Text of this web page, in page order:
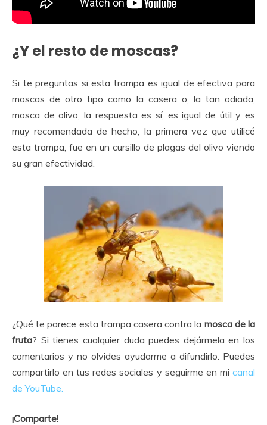
¿Y el resto de moscas?
Si te preguntas si esta trampa es igual de efectiva para
moscas de otro tipo como la casera o, la tan odiada,
mosca de olivo, la respuesta es sí, es igual de útil y es
muy recomendada de hecho, la primera vez que utilicé
esta trampa, fue en un cursillo de plagas del olivo viendo
su gran efectividad.
¿Qué te parece esta trampa casera contra la mosca de la
fruta? Si tienes cualquier duda puedes dejármela en los
comentarios y no olvides ayudarme a difundirlo. Puedes
compartirlo en tus redes sociales y seguirme en mi canal
de YouTube.
¡Comparte!